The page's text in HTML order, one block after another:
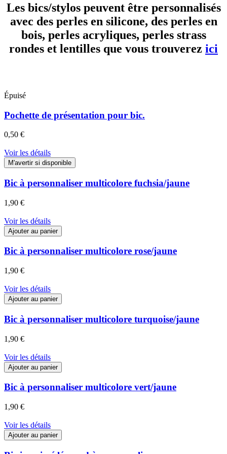
Les bics/stylos peuvent être personnalisés
avec des perles en silicone, des perles en
bois, perles acryliques, perles strass
rondes et lentilles que vous trouverez ici
Épuisé
Pochette de présentation pour bic.
0,50 €
Voir les détails
M'avertir si disponible
Bic à personnaliser multicolore fuchsia/jaune
1,90 €
Voir les détails
Ajouter au panier
Bic à personnaliser multicolore rose/jaune
1,90 €
Voir les détails
Ajouter au panier
Bic à personnaliser multicolore turquoise/jaune
1,90 €
Voir les détails
Ajouter au panier
Bic à personnaliser multicolore vert/jaune
1,90 €
Voir les détails
Ajouter au panier